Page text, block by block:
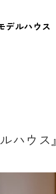
デルハウス
ハウス』